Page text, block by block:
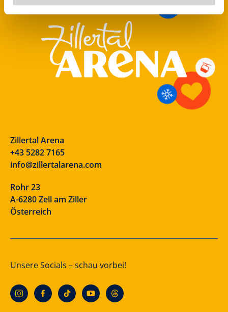
Zillertal Arena
+43 5282 7165
info@zillertalarena.com
Rohr 23
A-6280 Zell am Ziller
Österreich
Unsere Socials – schau vorbei!